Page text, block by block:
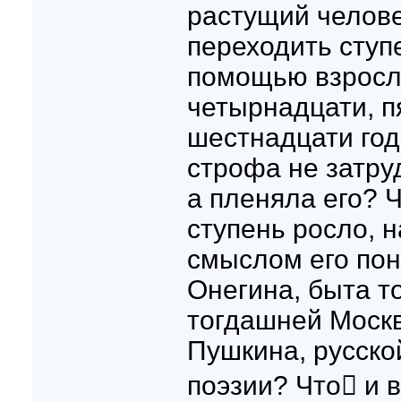
растущий
переходить
помощью
четырнадцати,
шестнадцати
строфа не
а пленяла его?
ступень росло,
смыслом его
Онегина, быта
тогдашней
Пушкина,
поэзии? Что и